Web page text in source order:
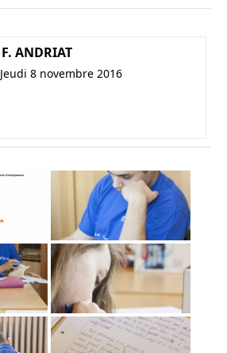
F. ANDRIAT
Jeudi 8 novembre 2016